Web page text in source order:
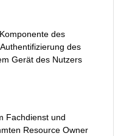
des
des
Gerät des Nutzers
Fachdienst und
Resource Owner